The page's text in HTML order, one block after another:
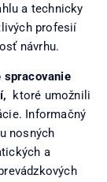
a technicky
profesií
návrhu.
spracovanie
ktoré umožnili
Informačný
nosných
a